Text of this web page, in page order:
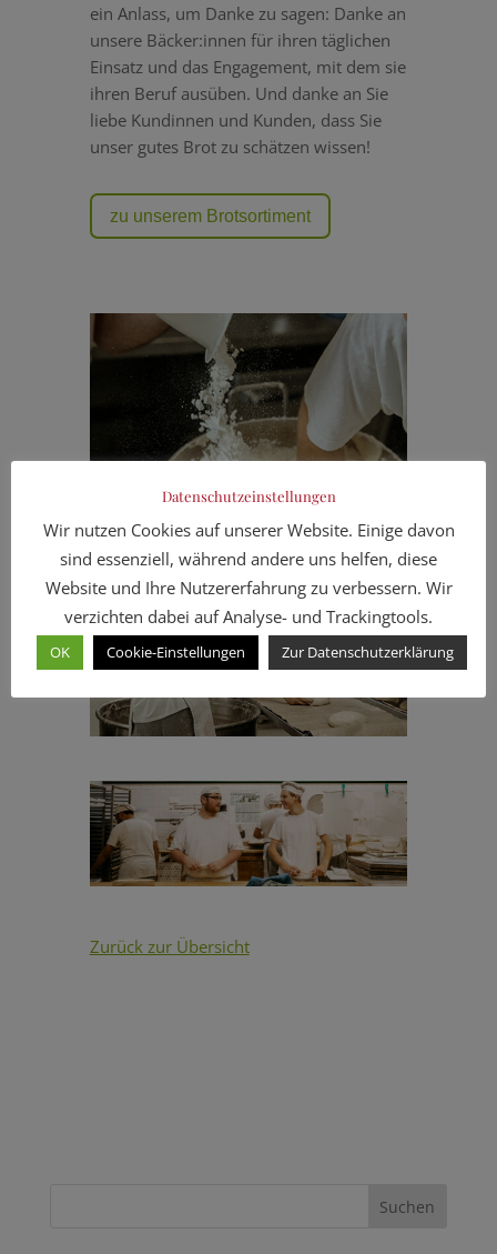
ein Anlass, um Danke zu sagen: Danke an
unsere Bäcker:innen für ihren täglichen
Einsatz und das Engagement, mit dem sie
ihren Beruf ausüben. Und danke an Sie
liebe Kundinnen und Kunden, dass Sie
unser gutes Brot zu schätzen wissen!
zu unserem Brotsortiment
Zurück zur Übersicht
Datenschutzeinstellungen
Wir nutzen Cookies auf unserer Website. Einige davon
sind essenziell, während andere uns helfen, diese
Website und Ihre Nutzererfahrung zu verbessern. Wir
verzichten dabei auf Analyse- und Trackingtools.
OK Cookie-Einstellungen Zur Datenschutzerklärung